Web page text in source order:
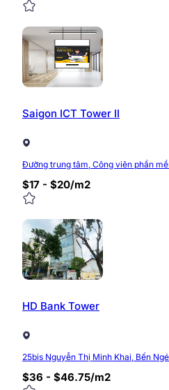
Saigon ICT Tower II
Đường trung tâm, Công viên phần
$17 - $20/m2
HD Bank Tower
25bis Nguyễn Thị Minh Khai, Bến
$36 - $46.75/m2